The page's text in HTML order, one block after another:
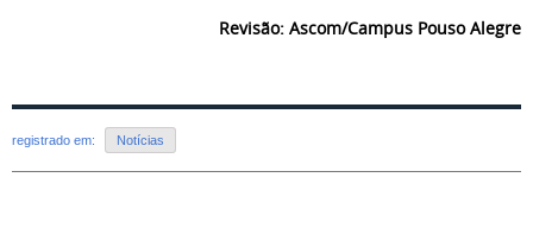
Revisão: Ascom/Campus Pouso Alegre
registrado em: Notícias